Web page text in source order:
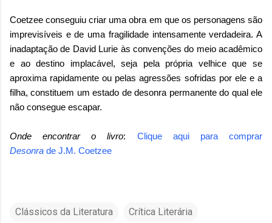
Coetzee conseguiu criar uma obra em que os personagens são
imprevisíveis e de uma fragilidade intensamente verdadeira. A
inadaptação de David Lurie às convenções do meio acadêmico
e ao destino implacável, seja pela própria velhice que se
aproxima rapidamente ou pelas agressões sofridas por ele e a
filha, constituem um estado de desonra permanente do qual ele
não consegue escapar.
Onde encontrar o livro: Clique aqui para comprar
Desonra de J.M. Coetzee
Clássicos da Literatura Crítica Literária